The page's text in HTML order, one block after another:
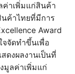
ค่าเพิ่มแก่สินค้า
นค้าไทยที่มีการ
Award
จจัดทำขึ้นเพื่อ
ดงผลงานเป็นที่
มูลค่าเพิ่มแก่